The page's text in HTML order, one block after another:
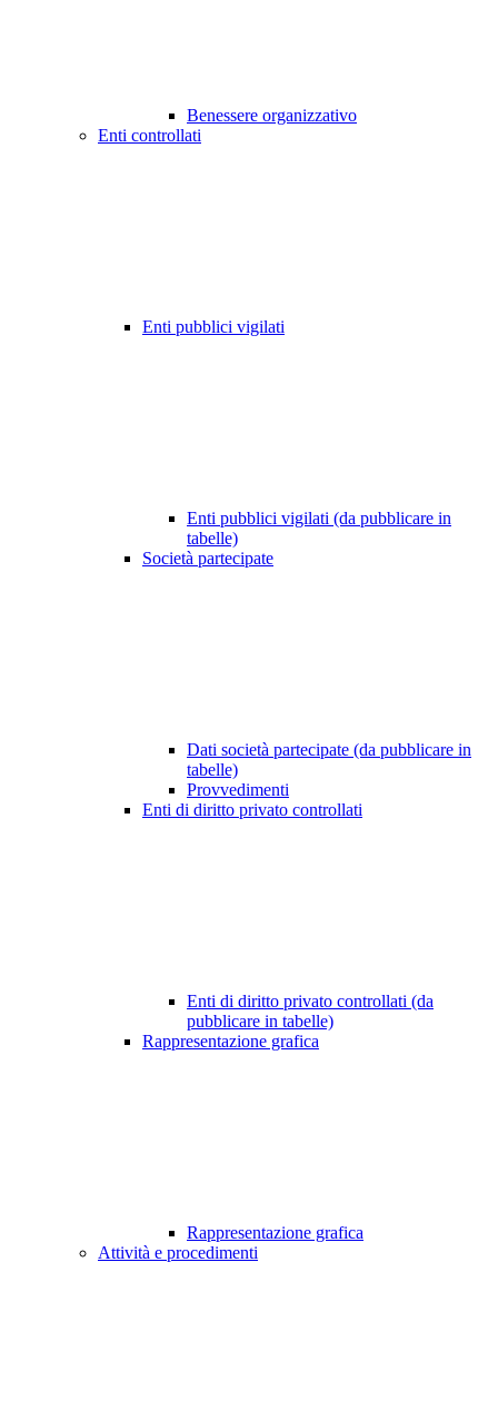
Benessere organizzativo
Enti controllati
Enti pubblici vigilati
Enti pubblici vigilati (da pubblicare in
tabelle)
Società partecipate
Dati società partecipate (da pubblicare in
tabelle)
Provvedimenti
Enti di diritto privato controllati
Enti di diritto privato controllati (da
pubblicare in tabelle)
Rappresentazione grafica
Rappresentazione grafica
Attività e procedimenti